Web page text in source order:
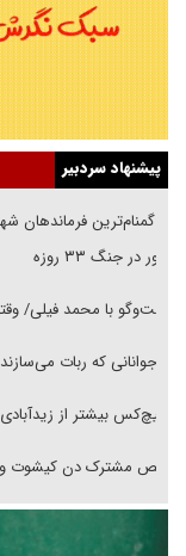
پیشنهاد سردبیر
حضور در جنگ ۳۳ روزه
گفت‌وگو با محمد فیلی/
نوجوانانی که ربات
هیچ‌کس بیشتر از
رقص مشترک دن کیشوت
دنده دولت به واگذاری